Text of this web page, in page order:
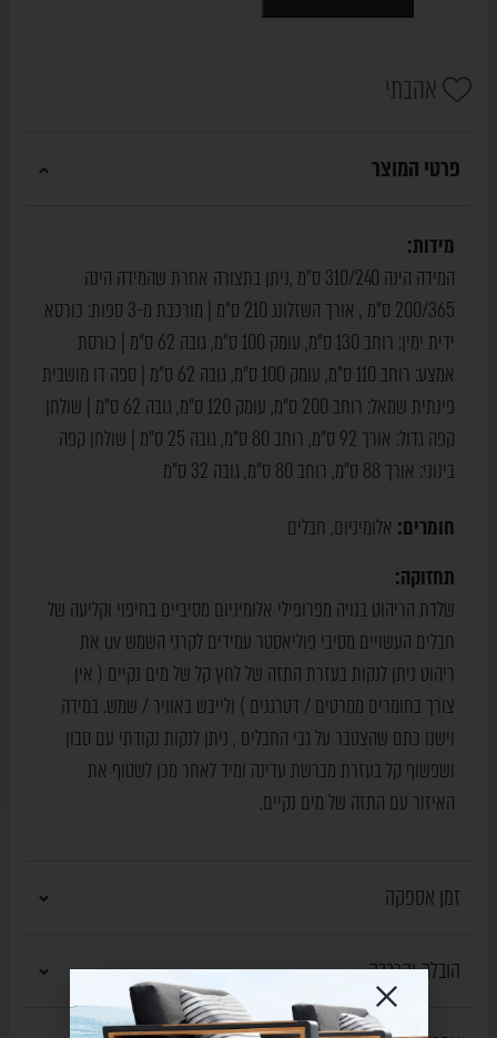
אהבתי
פרטי המוצר
מידות:
המידה הינה 310/240 ס"מ ,ניתן בתצורה אחרת שהמידה הינה
200/365 ס"מ , אורך השזלונג 210 ס"מ | מורכבת מ-3 ספות: כורסא
ידית ימין: רוחב 130 ס"מ, עומק 100 ס"מ, גובה 62 ס"מ | כורסת
אמצע: רוחב 110 ס"מ, עומק 100 ס"מ, גובה 62 ס"מ | ספה דו מושבית
פינתית שמאל: רוחב 200 ס"מ, עומק 120 ס"מ, גובה 62 ס"מ | שולחן
קפה גדול: אורך 92 ס"מ, רוחב 80 ס"מ, גובה 25 ס"מ | שולחן קפה
בינוני: אורך 88 ס"מ, רוחב 80 ס"מ, גובה 32 ס"מ
חומרים: אלומיניום, חבלים
תחזוקה:
שלדת הריהוט בנויה מפרופילי אלומיניום מסיביים בחיפוי וקליעה של
חבלים העשויים מסיבי פוליאסטר עמידים לקרני השמש uv את
ריהוט ניתן לנקות בעזרת התזה של לחץ קל של מים נקיים ( אין
צורך בחומרים ממרטים / דטרגנים ) ולייבש באוויר / שמש. במידה
וישנו כתם שהצטבר על גבי החבלים , ניתן לנקות נקודתי עם סבון
ושפשוף קל בעזרת מברשת עדינה ומיד לאחר מכן לשטוף את
האיזור עם התזה של מים נקיים.
זמן אספקה
הובלה והרכבה